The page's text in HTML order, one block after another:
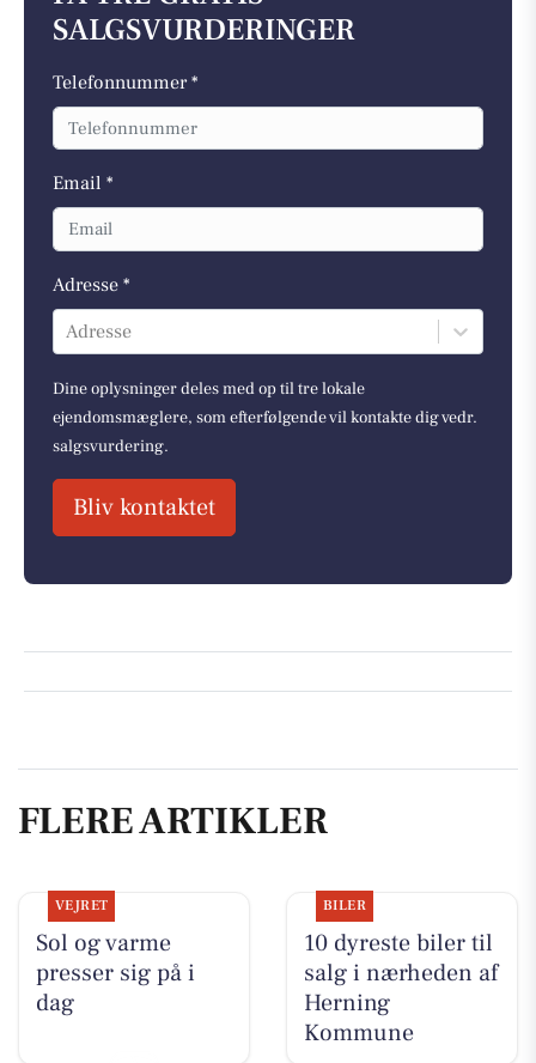
SALGSVURDERINGER
Telefonnummer *
Email *
Adresse *
Adresse
Dine oplysninger deles med op til tre lokale
ejendomsmæglere, som efterfølgende vil kontakte dig vedr.
salgsvurdering.
Bliv kontaktet
FLERE ARTIKLER
VEJRET
Sol og varme
presser sig på i
dag
BILER
10 dyreste biler til
salg i nærheden af
Herning
Kommune